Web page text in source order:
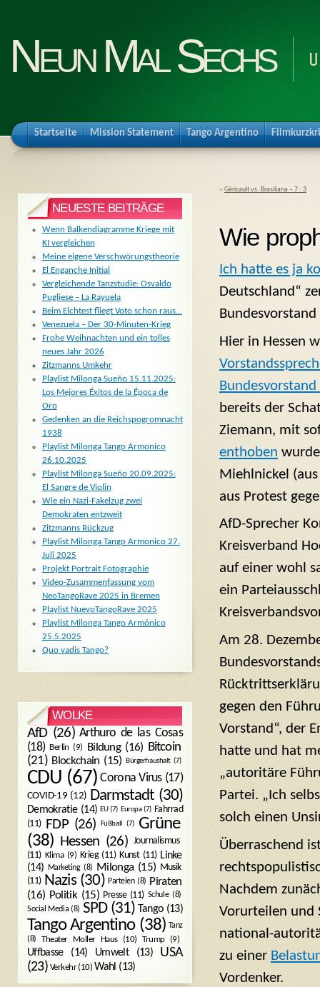
Neun Mal Sechs
Startseite Mission Statement Tango Argentino
« Géricault vs. Brasiliana – 7 : 3
Wie
Ich hatte es ja
Deutschland“
Hier in Hessen
bereits der
Ziemann, mit
enthoben
Miehlnickel
aus Protest
AfD-Sprecher
Kreisverband
auf einer wohl
ein
Am 28.
gegen den
Vorstand“, der
hatte und hat
„autoritäre
Partei. „Ich
solch einen
Überraschend
Nachdem
Vorurteilen und
national-
zu einer
Vordenker.
NEUESTE BEITRÄGE
Wenn Balkendiagramme Kriege mit
KI vergleichen
Meine eigene Verschwörungstheorie
El Enganche Initial
Vergleichende Tanzstudie: Osvaldo
Pugliese – La Rayuela
Beim Elchtest fliegt Voto schon raus…
Venezuela – Der 30-Minuten-Krieg
Frohe Weihnachten und ein tolles
neues Jahr 2026
Zitzmanns Umkehr
Playlist Milonga Sueño 15.11.2025:
Los Mejores Éxitos de la Época de
Oro
Gedenken an die Reichspogromnacht
1938
Playlist Milonga Tango Armonico
26.10.2025
Playlist Milonga Sueño 20.09.2025:
El Sangre de Violin
Wie ein Nazi-Fakelzug zwei
Demokraten entzweit
Zitzmanns Rückzug
Playlist Milonga Tango Armonico 27.
Juli 2025
Projekt Portrait Fotographie
Video-Zusammenfassung vom
NeoTangoRave 2025 in Bremen
Playlist NuevoTangoRave 2025
Playlist Milonga Tango Armónico
25.5.2025
Quo vadis Tango?
WOLKE
AfD(26) Arthuro de las Cosas
(18) Berlin (9) Bildung(16) Bitcoin
(21) Blockchain (15) Bürgerhaushalt (7)
CDU (67) Corona Virus(17)
COVID-19 (12) Darmstadt (30)
Demokratie(14) EU(7) Europa(7) Fahrrad
(11)
FDP(26) Fußball (7)
Grüne
(38) Hessen (26) Journalismus
(11) Klima(9) Krieg(11) Kunst(11) Linke
(14) Marketing(8) Milonga(15) Musik
(11) Nazis(30) Parteien(8) Piraten
(16) Politik(15) Presse(11) Schule(8)
Social Media (8) SPD(31) Tango(13)
Tango Argentino(38) Tanz
(8)
Theater Moller Haus(10) Trump(9)
Uffbasse(14) Umwelt(13)
USA
(23) Verkehr(10) Wahl (13)